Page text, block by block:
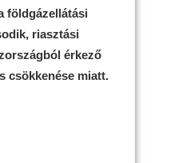
földgázellátási
riasztási
érkező
csökkenése miatt.